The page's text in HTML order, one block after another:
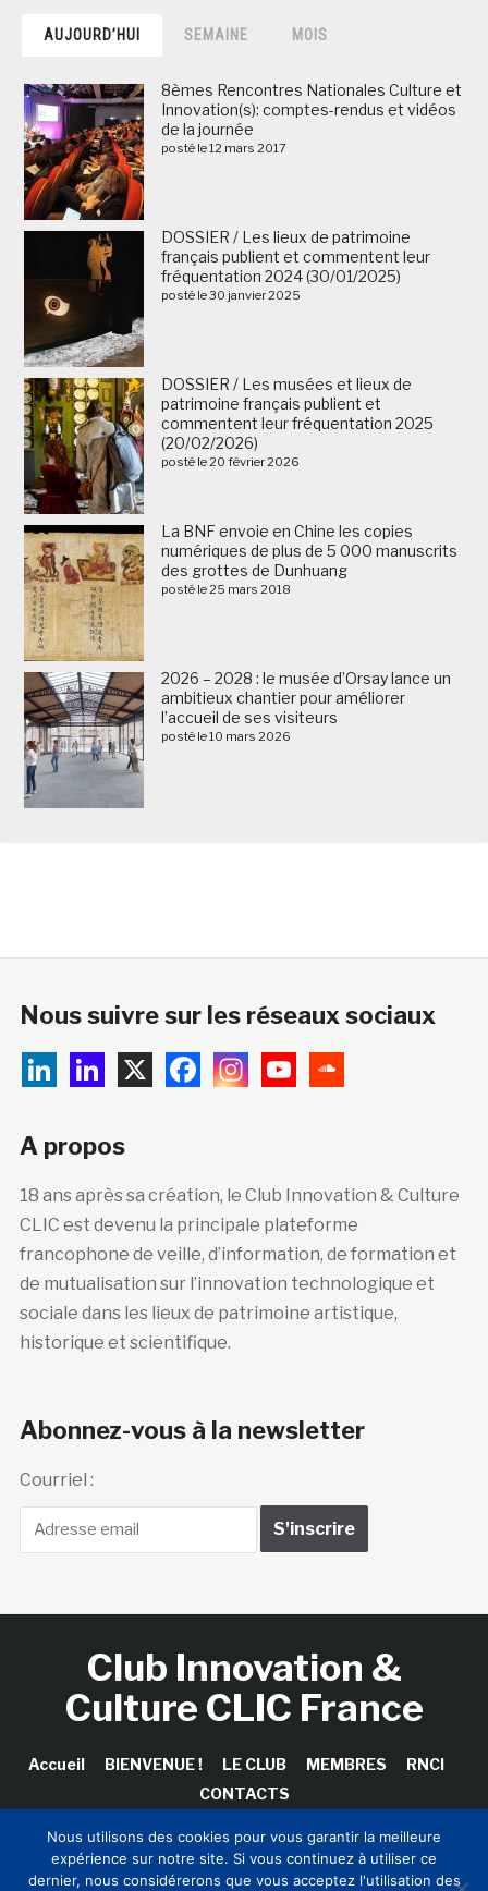
AUJOURD’HUI SEMAINE MOIS
8èmes Rencontres Nationales Culture et
Innovation(s): comptes-rendus et vidéos
de la journée
posté le 12 mars 2017
DOSSIER / Les lieux de patrimoine
français publient et commentent leur
fréquentation 2024 (30/01/2025)
posté le 30 janvier 2025
DOSSIER / Les musées et lieux de
patrimoine français publient et
commentent leur fréquentation 2025
(20/02/2026)
posté le 20 février 2026
La BNF envoie en Chine les copies
numériques de plus de 5 000 manuscrits
des grottes de Dunhuang
posté le 25 mars 2018
2026 – 2028 : le musée d’Orsay lance un
ambitieux chantier pour améliorer
l’accueil de ses visiteurs
posté le 10 mars 2026
Nous suivre sur les réseaux sociaux
A propos
18 ans après sa création, le Club Innovation & Culture
CLIC est devenu la principale plateforme
francophone de veille, d’information, de formation et
de mutualisation sur l’innovation technologique et
sociale dans les lieux de patrimoine artistique,
historique et scientifique.
Abonnez-vous à la newsletter
Courriel :
Club Innovation &
Culture CLIC France
Accueil BIENVENUE ! LE CLUB MEMBRES
RNCI
CONTACTS
Copyright © 2026 Club Innovation & Culture CLIC France /
Nous utilisons des cookies pour vous garantir la meilleure
expérience sur notre site. Si vous continuez à utiliser ce
dernier, nous considérerons que vous acceptez l'utilisation des